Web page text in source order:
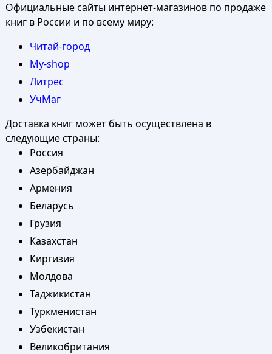
Официальные сайты интернет-магазинов по продаже
книг в России и по всему миру:
Читай-город
My-shop
Литрес
УчМаг
Доставка книг может быть осуществлена в
следующие страны:
Россия
Азербайджан
Армения
Беларусь
Грузия
Казахстан
Киргизия
Молдова
Таджикистан
Туркменистан
Узбекистан
Великобритания